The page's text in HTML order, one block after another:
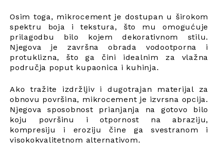
Osim toga, mikrocement je dostupan u širokom
spektru boja i tekstura, što mu omogućuje
prilagodbu bilo kojem dekorativnom stilu.
Njegova je završna obrada vodootporna i
protuklizna, što ga čini idealnim za vlažna
područja poput kupaonica i kuhinja.
Ako tražite izdržljiv i dugotrajan materijal za
obnovu površina, mikrocement je izvrsna opcija.
Njegova sposobnost prianjanja na gotovo bilo
koju površinu i otpornost na abraziju,
kompresiju i eroziju čine ga svestranom i
visokokvalitetnom alternativom.